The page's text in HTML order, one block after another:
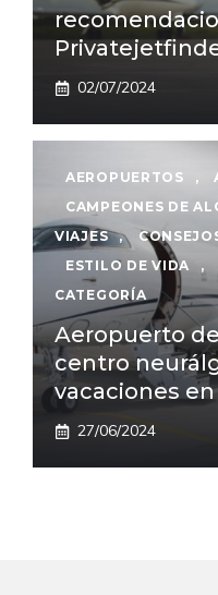
02/07/2024
AEROPUERTOS ,
CAMPEONES DE
VIAJES
,
ESTILO DE VIDA
,
CATEGORÍA
Aeropuerto
centro
vacaciones en
27/06/2024